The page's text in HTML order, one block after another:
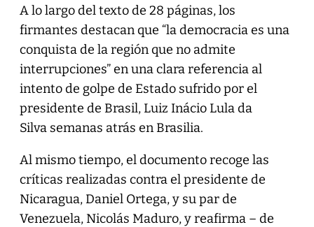
A lo largo del texto de 28 páginas, los
firmantes destacan que “la democracia es una
conquista de la región que no admite
interrupciones” en una clara referencia al
intento de golpe de Estado sufrido por el
presidente de Brasil, Luiz Inácio Lula da
Silva semanas atrás en Brasilia.
Al mismo tiempo, el documento recoge las
críticas realizadas contra el presidente de
Nicaragua, Daniel Ortega, y su par de
Venezuela, Nicolás Maduro, y reafirma – de